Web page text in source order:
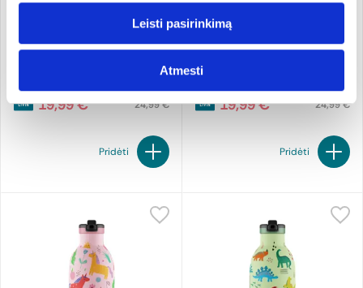
Leisti pasirinkimą
Atmesti
BEAR
500 ml
19,99 € 24,99 €
Pridėti
Vaikiška gertuvė HAPPY
PENGUIN
24 Bottles
19,99 € 24,99 €
Pridėti